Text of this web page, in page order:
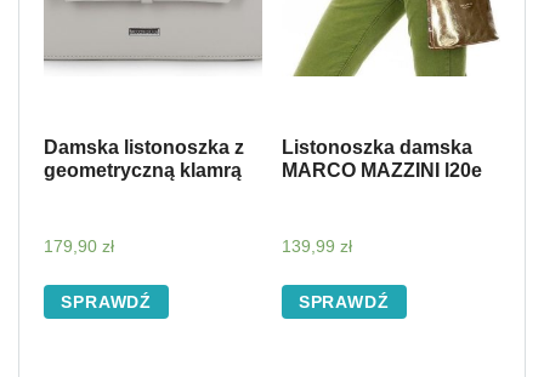
Damska listonoszka z
geometryczną klamrą
179,90 zł
SPRAWDŹ
Listonoszka damska
MARCO MAZZINI l20e
139,99 zł
SPRAWDŹ